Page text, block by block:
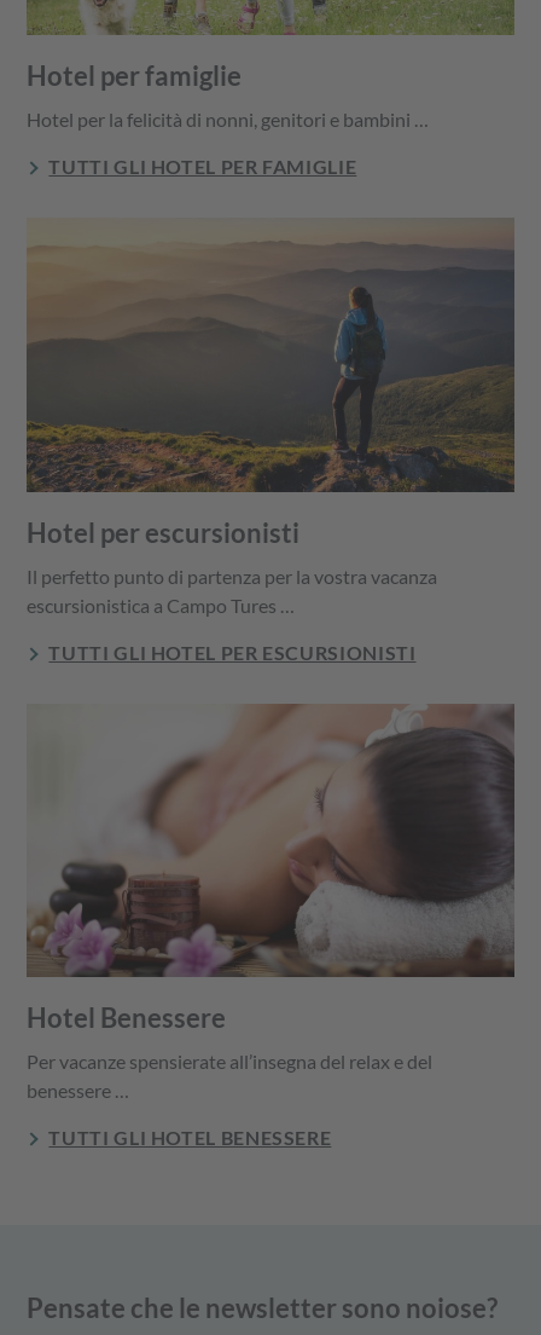
Hotel per famiglie
Hotel per la felicità di nonni, genitori e bambini …
TUTTI GLI HOTEL PER FAMIGLIE
Hotel per escursionisti
Il perfetto punto di partenza per la vostra vacanza
escursionistica a Campo Tures …
TUTTI GLI HOTEL PER ESCURSIONISTI
Hotel Benessere
Per vacanze spensierate all’insegna del relax e del
benessere …
TUTTI GLI HOTEL BENESSERE
Pensate che le newsletter sono noiose?